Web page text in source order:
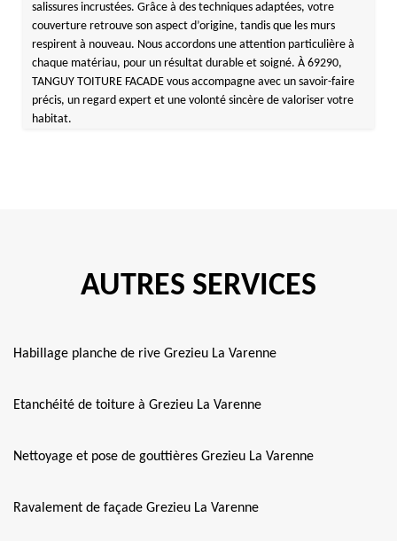
salissures incrustées. Grâce à des techniques adaptées, votre
couverture retrouve son aspect d’origine, tandis que les murs
respirent à nouveau. Nous accordons une attention particulière à
chaque matériau, pour un résultat durable et soigné. À 69290,
TANGUY TOITURE FACADE vous accompagne avec un savoir-faire
précis, un regard expert et une volonté sincère de valoriser votre
habitat.
AUTRES SERVICES
Habillage planche de rive Grezieu La Varenne
Etanchéité de toiture à Grezieu La Varenne
Nettoyage et pose de gouttières Grezieu La Varenne
Ravalement de façade Grezieu La Varenne